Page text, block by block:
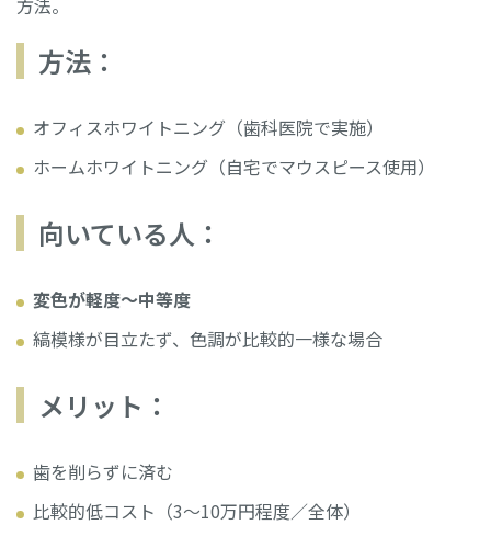
方法。
方法：
オフィスホワイトニング（歯科医院で実施）
ホームホワイトニング（自宅でマウスピース使用）
向いている人：
変色が軽度〜中等度
縞模様が目立たず、色調が比較的一様な場合
メリット：
歯を削らずに済む
比較的低コスト（3〜10万円程度／全体）